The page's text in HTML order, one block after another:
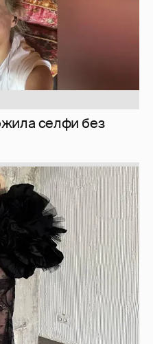
селфи без